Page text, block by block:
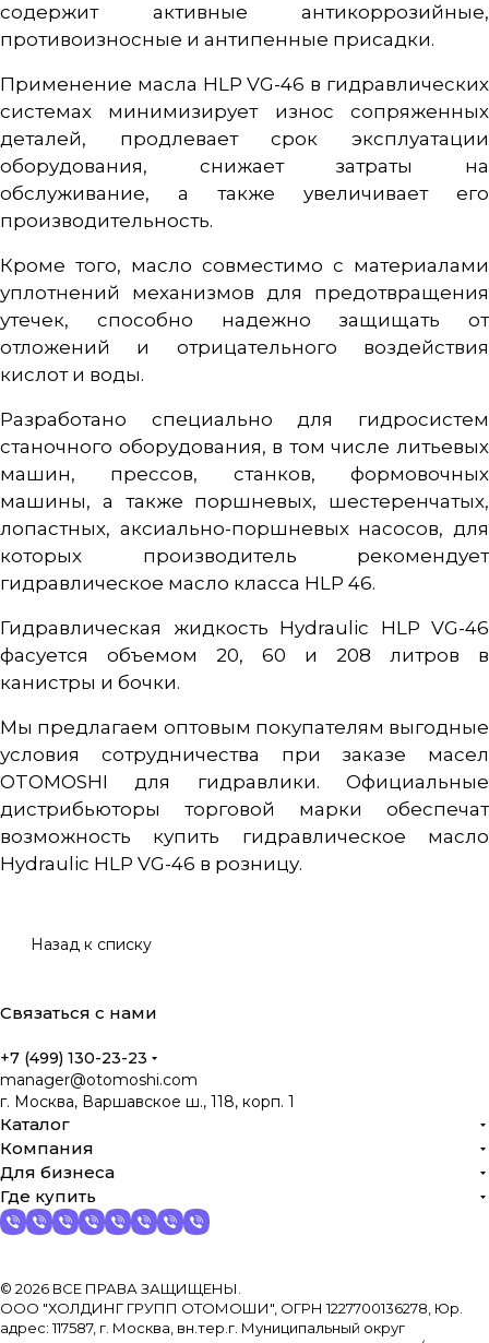
содержит активные антикоррозийные,
противоизносные и антипенные присадки.
Применение масла HLP VG-46 в гидравлических
системах минимизирует износ сопряженных
деталей, продлевает срок эксплуатации
оборудования, снижает затраты на
обслуживание, а также увеличивает его
производительность.
Кроме того, масло совместимо с материалами
уплотнений механизмов для предотвращения
утечек, способно надежно защищать от
отложений и отрицательного воздействия
кислот и воды.
Разработано специально для гидросистем
станочного оборудования, в том числе литьевых
машин, прессов, станков, формовочных
машины, а также поршневых, шестеренчатых,
лопастных, аксиально-поршневых насосов, для
которых производитель рекомендует
гидравлическое масло класса HLP 46.
Гидравлическая жидкость Hydraulic HLP VG-46
фасуется объемом 20, 60 и 208 литров в
канистры и бочки.
Мы предлагаем оптовым покупателям выгодные
условия сотрудничества при заказе масел
OTOMOSHI для гидравлики. Официальные
дистрибьюторы торговой марки обеспечат
возможность купить гидравлическое масло
Hydraulic HLP VG-46 в розницу.
Назад к списку
Связаться с нами
+7 (499) 130-23-23
manager@otomoshi.com
г. Москва, Варшавское ш., 118, корп. 1
Каталог
Компания
Для бизнеса
Где купить
© 2026 ВСЕ ПРАВА ЗАЩИЩЕНЫ.
ООО "ХОЛДИНГ ГРУПП ОТОМОШИ", ОГРН 1227700136278, Юр.
адрес: 117587, г. Москва, вн.тер.г. Муниципальный округ